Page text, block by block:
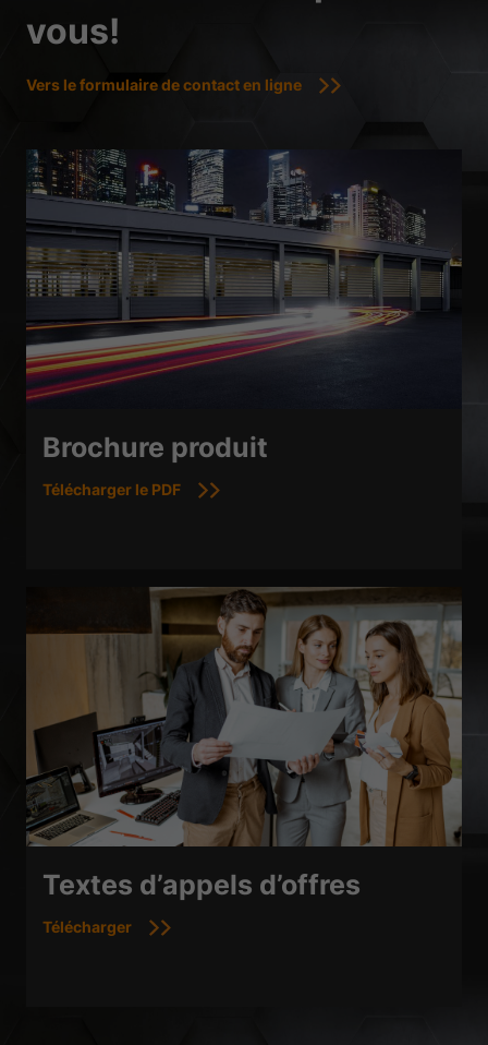
vous!
Vers le formulaire de contact en ligne
Brochure produit
Télécharger le PDF
Textes d’appels d’offres
Télécharger